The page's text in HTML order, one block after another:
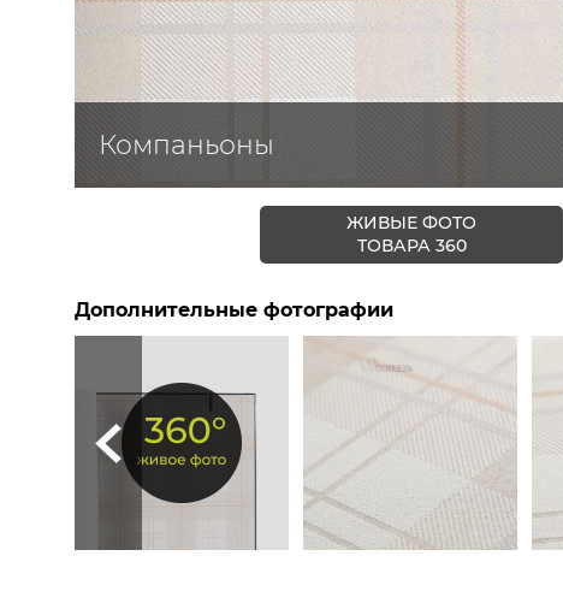
Компаньоны
ЖИВЫЕ ФОТО
ТОВАРА 360
Дополнительные фотографии